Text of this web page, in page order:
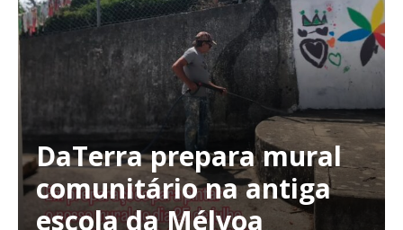
DaTerra prepara mural
comunitário na antiga
escola da Mélvoa